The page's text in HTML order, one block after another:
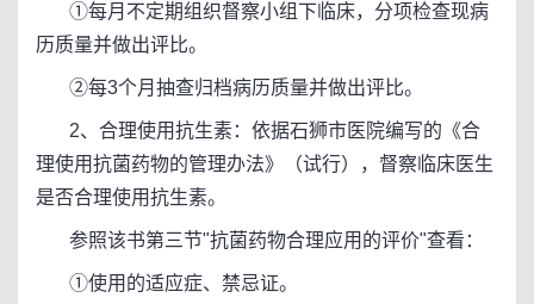
①每月不定期组织督察小组下临床，分项检查现病
历质量并做出评比。
②每3个月抽查归档病历质量并做出评比。
2、合理使用抗生素：依据石狮市医院编写的《合
理使用抗菌药物的管理办法》（试行），督察临床医生
是否合理使用抗生素。
参照该书第三节"抗菌药物合理应用的评价"查看：
①使用的适应症、禁忌证。